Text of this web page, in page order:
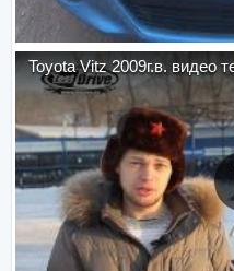
Toyota Vitz 2009г.в. видео